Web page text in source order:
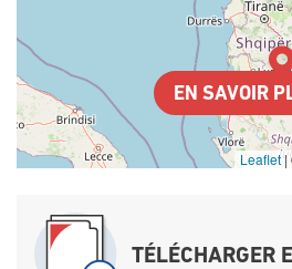
Leaflet|
EN SAVOIR
TÉLÉCHARGER